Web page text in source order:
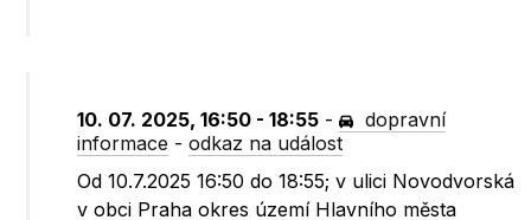
10. 07. 2025, 16:50 - 18:55 -
dopravní
informace -odkaz na událost
Od 10.7.2025 16:50 do 18:55; v ulici Novodvorská
v obci Praha okres území Hlavního města